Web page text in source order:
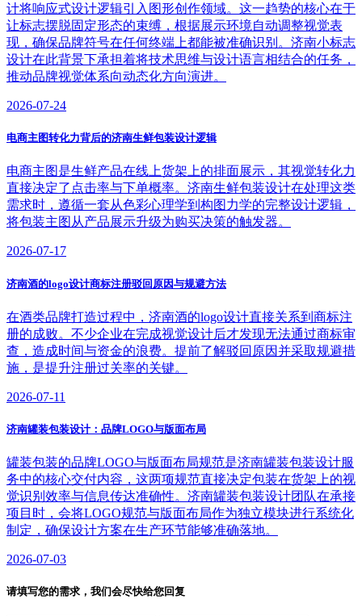
计将响应式设计逻辑引入图形创作领域。这一趋势的核心在于
让标志摆脱固定形态的束缚，根据展示环境自动调整视觉表
现，确保品牌符号在任何终端上都能被准确识别。济南小标志
设计在此背景下承担着将技术思维与设计语言相结合的任务，
推动品牌视觉体系向动态化方向演进。
2026-07-24
电商主图转化力背后的济南生鲜包装设计逻辑
电商主图是生鲜产品在线上货架上的排面展示，其视觉转化力
直接决定了点击率与下单概率。济南生鲜包装设计在处理这类
需求时，遵循一套从色彩心理学到构图力学的完整设计逻辑，
将包装主图从产品展示升级为购买决策的触发器。
2026-07-17
济南酒的logo设计商标注册驳回原因与规避方法
在酒类品牌打造过程中，济南酒的logo设计直接关系到商标注
册的成败。不少企业在完成视觉设计后才发现无法通过商标审
查，造成时间与资金的浪费。提前了解驳回原因并采取规避措
施，是提升注册过关率的关键。
2026-07-11
济南罐装包装设计：品牌LOGO与版面布局
罐装包装的品牌LOGO与版面布局规范是济南罐装包装设计服
务中的核心交付内容，这两项规范直接决定包装在货架上的视
觉识别效率与信息传达准确性。济南罐装包装设计团队在承接
项目时，会将LOGO规范与版面布局作为独立模块进行系统化
制定，确保设计方案在生产环节能够准确落地。
2026-07-03
请填写您的需求，我们会尽快给您回复